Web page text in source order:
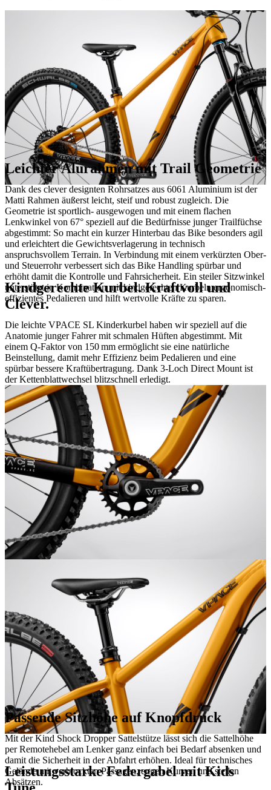
Leichter Alurahmen mit Trail Geometrie
Dank des clever designten Rohrsatzes aus 6061 Aluminium ist der
Matti Rahmen äußerst leicht, steif und robust zugleich. Die
Geometrie ist sportlich- ausgewogen und mit einem flachen
Lenkwinkel von 67° speziell auf die Bedürfnisse junger Trailfüchse
abgestimmt: So macht ein kurzer Hinterbau das Bike besonders agil
und erleichtert die Gewichtsverlagerung in technisch
anspruchsvollem Terrain. In Verbindung mit einem verkürzten Ober-
und Steuerrohr verbessert sich das Bike Handling spürbar und
erhöht damit die Kontrolle und Fahrsicherheit. Ein steiler Sitzwinkel
unterstützt in Kombination mit kindgerechten Kurbeln ergonomisch-
effizientes Pedalieren und hilft wertvolle Kräfte zu sparen.
Kindgerechte Kurbel. Kraftvoll und
Clever.
Die leichte VPACE SL Kinderkurbel haben wir speziell auf die
Anatomie junger Fahrer mit schmalen Hüften abgestimmt. Mit
einem Q-Faktor von 150 mm ermöglicht sie eine natürliche
Beinstellung, damit mehr Effizienz beim Pedalieren und eine
spürbar bessere Kraftübertragung. Dank 3-Loch Direct Mount ist
der Kettenblattwechsel blitzschnell erledigt.
Passende Sitzhöhe auf Knopfdruck
Mit der Kind Shock Dropper Sattelstütze lässt sich die Sattelhöhe
per Remotehebel am Lenker ganz einfach bei Bedarf absenken und
damit die Sicherheit in der Abfahrt erhöhen. Ideal für technisches
Gelände mit verblockten Passagen, engen Kurven und steilen
Absätzen.
Leistungsstarke Federgabel mit Kids